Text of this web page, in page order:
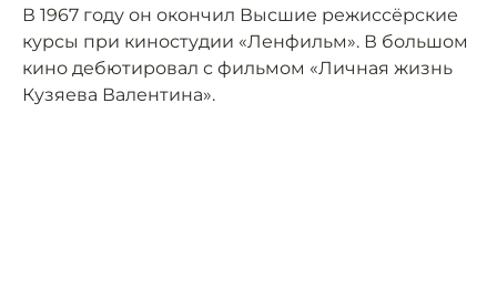
В 1967 году он окончил Высшие режиссёрские
курсы при киностудии «Ленфильм». В большом
кино дебютировал с фильмом «Личная жизнь
Кузяева Валентина».